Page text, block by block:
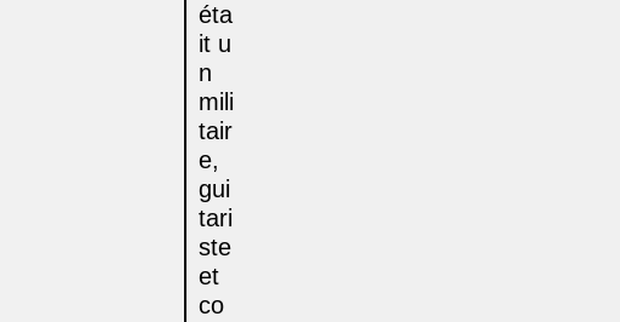
éta
it u
n
mili
tair
e,
gui
tari
ste
et
co